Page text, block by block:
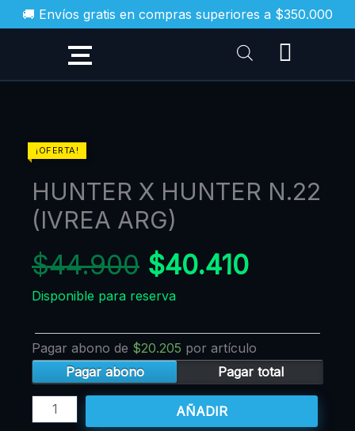
🚚 Envíos gratis en compras superiores a $350.000
al
¡OFERTA!
HUNTER X HUNTER N.22
(IVREA ARG)
$44.900
original
era:
$44.900.
$40.410
actual
Disponible para reserva
Pagar abono de $20.205 por artículo
Pagar abono
Pagar total
HUNTER
X
HUNTER
N.22
(IVREA
ARG)
cantidad
AÑADIR